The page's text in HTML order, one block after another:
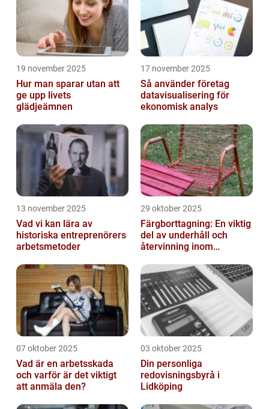
19 november 2025
Hur man sparar utan att
ge upp livets
glädjeämnen
17 november 2025
Så använder företag
datavisualisering för
ekonomisk analys
13 november 2025
Vad vi kan lära av
historiska entreprenörers
arbetsmetoder
29 oktober 2025
Färgborttagning: En viktig
del av underhåll och
återvinning inom
07 oktober 2025
Vad är en arbetsskada
och varför är det viktigt
att anmäla den?
03 oktober 2025
Din personliga
redovisningsbyrå i
Lidköping